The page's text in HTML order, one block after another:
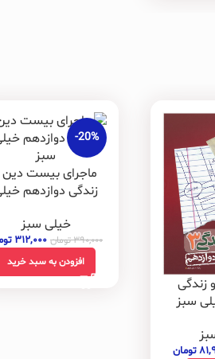
سبز
تومان
-20%
ماجرای بیست دین
زندگی دوازدهم
خیلی سبز
۳۹۰,۰۰۰تومان ۳۱۲,۰۰۰
افزودن به سبد خرید